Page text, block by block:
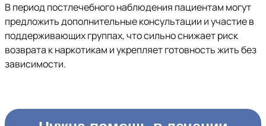
В период постлечебного наблюдения пациентам могут
предложить дополнительные консультации и участие в
поддерживающих группах, что сильно снижает риск
возврата к наркотикам и укрепляет готовность жить без
зависимости.